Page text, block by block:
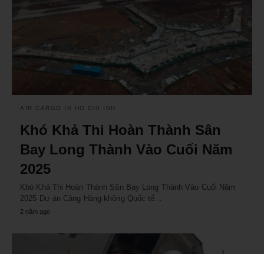
AIR CARGO IN HO CHI INH
Khó Khả Thi Hoàn Thành Sân
Bay Long Thành Vào Cuối Năm
2025
Khó Khả Thi Hoàn Thành Sân Bay Long Thành Vào Cuối Năm
2025 Dự án Cảng Hàng không Quốc tế…
2 năm ago